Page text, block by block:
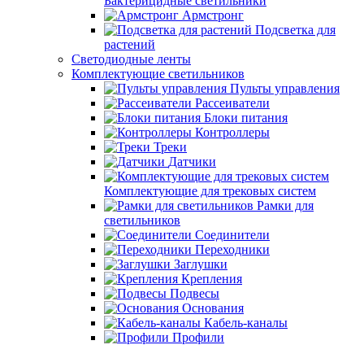
Армстронг
Подсветка для
растений
Светодиодные ленты
Комплектующие светильников
Пульты управления
Рассеиватели
Блоки питания
Контроллеры
Треки
Датчики
Комплектующие для трековых систем
Рамки для
светильников
Соединители
Переходники
Заглушки
Крепления
Подвесы
Основания
Кабель-каналы
Профили